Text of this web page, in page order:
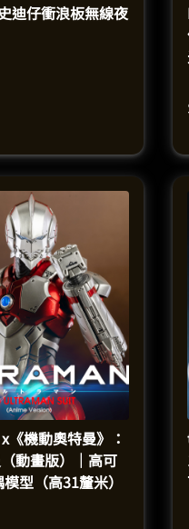
迪仔衝浪板無線夜
機動奧特曼》：
動畫版）｜高可
型（高31釐米）